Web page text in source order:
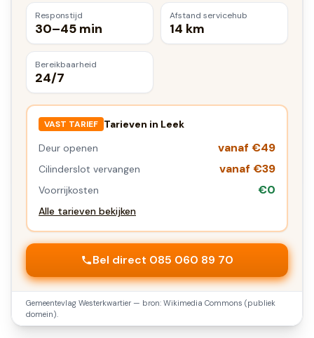
Responstijd
30–45 min
Afstand servicehub
14 km
Bereikbaarheid
24/7
VAST TARIEF Tarieven in Leek
Deur openen
vanaf €49
Cilinderslot vervangen vanaf €39
Voorrijkosten €0
Alle tarieven bekijken
Bel direct 085 060 89 70
Gemeentevlag Westerkwartier — bron: Wikimedia Commons (publiek
domein).